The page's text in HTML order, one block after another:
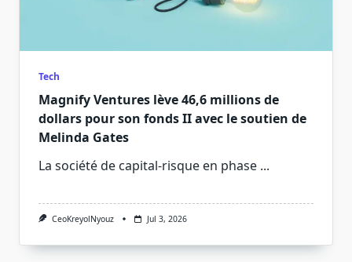
Tech
Magnify Ventures lève 46,6 millions de
dollars pour son fonds II avec le soutien de
Melinda Gates
La société de capital-risque en phase ...
CeoKreyolNyouz Jul 3, 2026